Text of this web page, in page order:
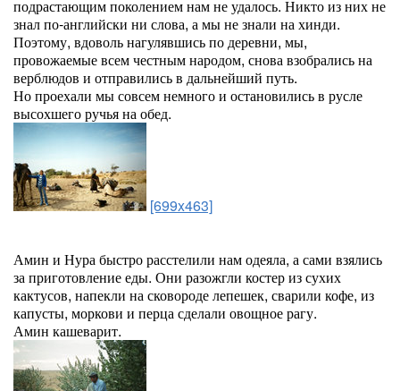
подрастающим поколением нам не удалось. Никто из них не
знал по-английски ни слова, а мы не знали на хинди.
Поэтому, вдоволь нагулявшись по деревни, мы,
провожаемые всем честным народом, снова взобрались на
верблюдов и отправились в дальнейший путь.
Но проехали мы совсем немного и остановились в русле
высохшего ручья на обед.
[699x463]
Амин и Нура быстро расстелили нам одеяла, а сами взялись
за приготовление еды. Они разожгли костер из сухих
кактусов, напекли на сковороде лепешек, сварили кофе, из
капусты, моркови и перца сделали овощное рагу.
Амин кашеварит.